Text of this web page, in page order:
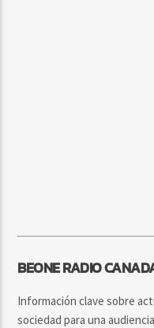
BEONE RADIO
Información clave sobre
sociedad para una